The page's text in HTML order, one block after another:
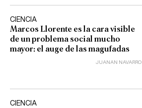
CIENCIA
Marcos Llorente es la cara visible
de un problema social mucho
mayor: el auge de las magufadas
JUANAN NAVARRO
CIENCIA